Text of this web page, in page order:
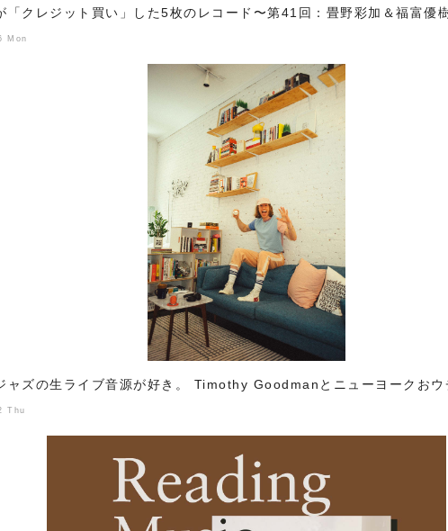
クレジット買い」した5枚のレコード〜第41回：畳野彩加＆福富優
Mon
ャズの生ライブ音源が好き。 Timothy Goodmanとニューヨークおウ
Thu